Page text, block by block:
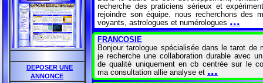
DEPOSER UNE
ANNONCE
recherche des praticiens sérieux et
rejoindre son équipe. nous recherchons des
voyants, astrologues et numérologues ...
FRANCOSIE
Bonjour tarologue spécialisée dans le tarot de
je recherche une collaboration durable avec
de qualité uniquement en cb centrée sur le
ma consultation allie analyse et ...